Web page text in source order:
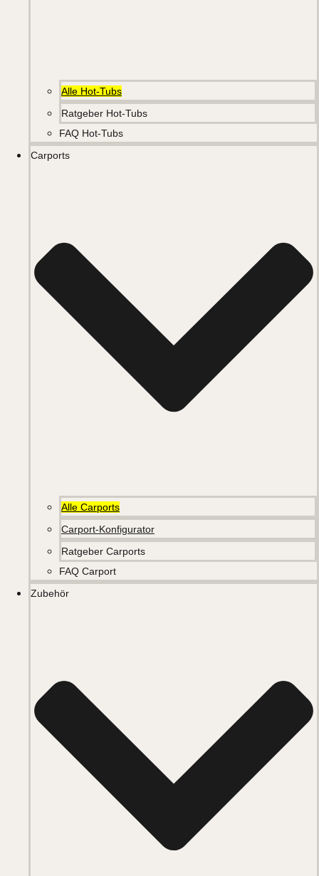
Alle Hot-Tubs
Ratgeber Hot-Tubs
FAQ Hot-Tubs
Carports
Alle Carports
Carport-Konfigurator
Ratgeber Carports
FAQ Carport
Zubehör